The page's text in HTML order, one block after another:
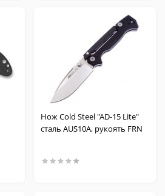
Нож Cold Steel "AD-15 Lite"
сталь AUS10A, рукоять FRN